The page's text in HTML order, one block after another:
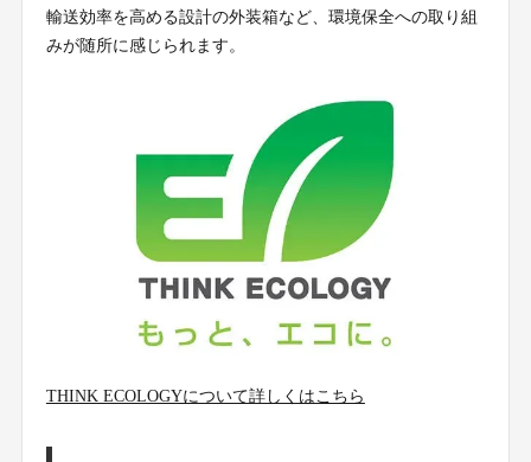
輸送効率を高める設計の外装箱など、環境保全への取り組
みが随所に感じられます。
THINK ECOLOGYについて詳しくはこちら